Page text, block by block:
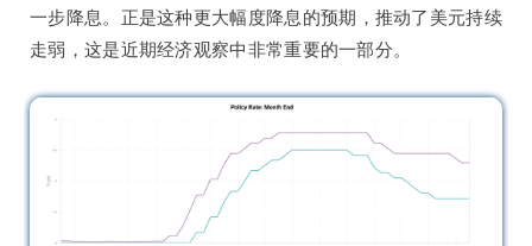
一步降息。正是这种更大幅度降息的预期，推动了美元持续
走弱，这是近期经济观察中非常重要的一部分。